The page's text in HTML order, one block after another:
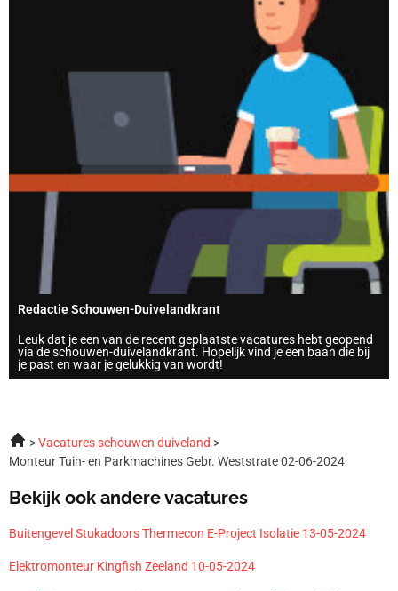
Redactie Schouwen-Duivelandkrant
Leuk dat je een van de recent geplaatste vacatures hebt geopend
via de schouwen-duivelandkrant. Hopelijk vind je een baan die bij
je past en waar je gelukkig van wordt!
Vacatures schouwen duiveland
Monteur Tuin- en Parkmachines Gebr. Weststrate 02-06-2024
Bekijk ook andere vacatures
Buitengevel Stukadoors Thermecon E-Project Isolatie 13-05-2024
Elektromonteur Kingfish Zeeland 10-05-2024